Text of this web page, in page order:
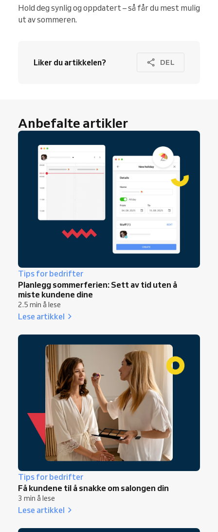
Hold deg synlig og oppdatert – så får du mest mulig
ut av sommeren.
Liker du artikkelen? DEL
Anbefalte artikler
Tips for bedrifter
Planlegg sommerferien: Sett av tid uten å
miste kundene dine
2.5 min å lese
Lese artikkel
Tips for bedrifter
Få kundene til å snakke om salongen din
3 min å lese
Lese artikkel